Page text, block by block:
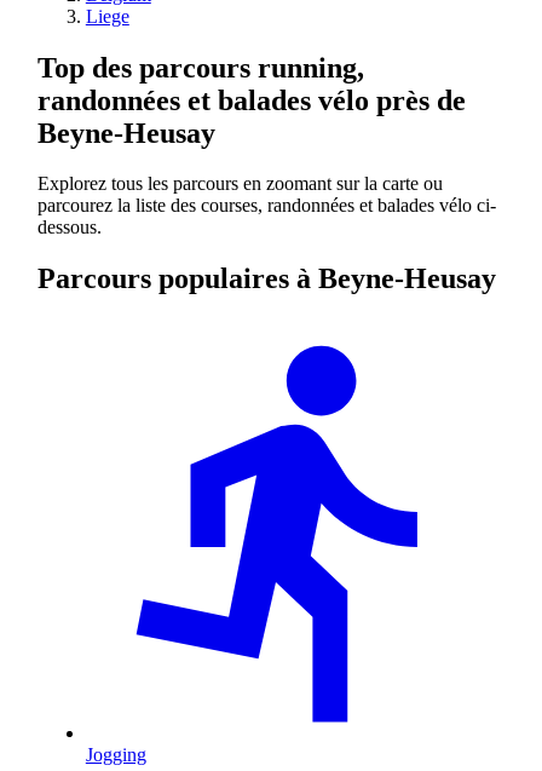
Liege
Top des parcours running,
randonnées et balades vélo près de
Beyne-Heusay
Explorez tous les parcours en zoomant sur la carte ou
parcourez la liste des courses, randonnées et balades vélo ci-
dessous.
Parcours populaires à Beyne-Heusay
Jogging